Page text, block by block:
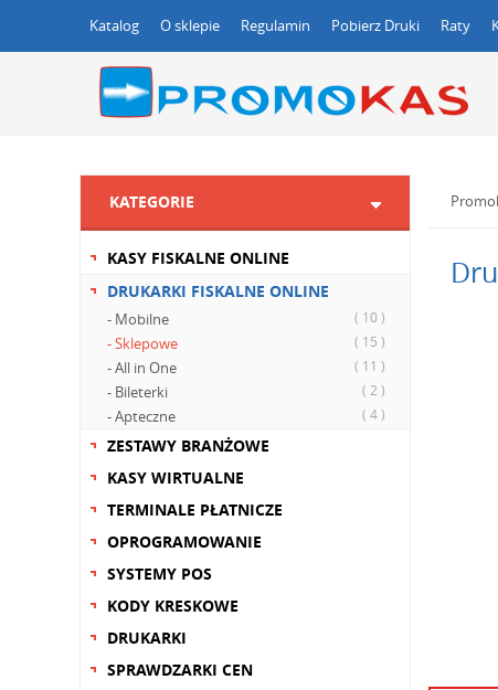
Katalog O sklepie Regulamin Pobierz Druki Raty
KATEGORIE
KASY FISKALNE ONLINE
DRUKARKI FISKALNE ONLINE
- Mobilne ( 10 )
- Sklepowe ( 15 )
- All in One ( 11 )
- Bileterki ( 2 )
- Apteczne ( 4 )
ZESTAWY BRANŻOWE
KASY WIRTUALNE
TERMINALE PŁATNICZE
OPROGRAMOWANIE
SYSTEMY POS
KODY KRESKOWE
DRUKARKI
SPRAWDZARKI CEN